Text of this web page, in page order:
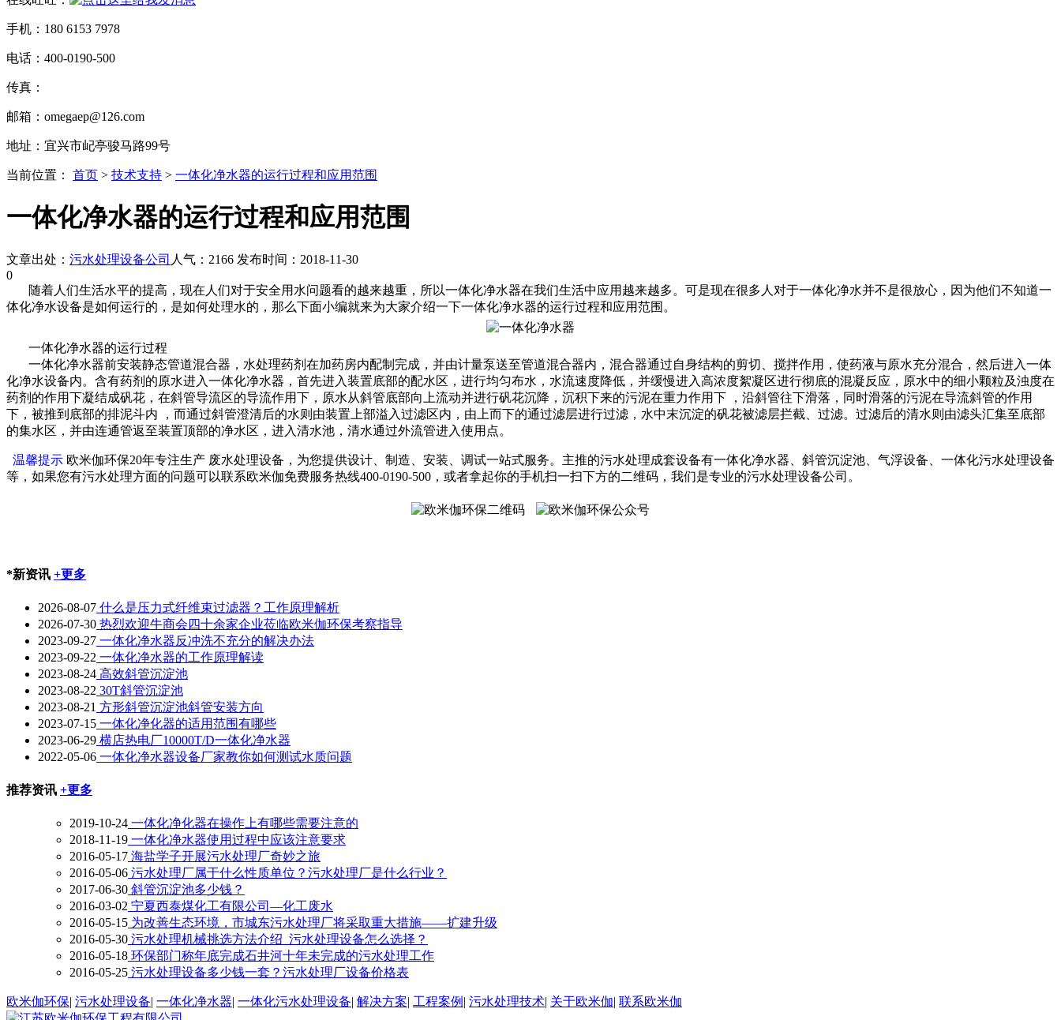
手机：180 6153 7978
电话：400-0190-500
传真：
邮箱：omegaep@126.com
地址：宜兴市屺亭骏马路99号
当前位置： 首页 > 技术支持 > 一体化净水器的运行过程和应用范围
一体化净水器的运行过程和应用范围
文章出处： 污水处理设备公司 人气：2166 发布时间：2018-11-30
0
随着人们生活水平的提高，现在人们对于安全用水问题看的越来越重，所以一体化净水器在我们生活中应用越来越多。可是现在很多人对于一体化净水并不是很放心，因为他们不知道一
体化净水设备是如何运行的，是如何处理水的，那么下面小编就来为大家介绍一下一体化净水器的运行过程和应用范围。
一体化净水器的运行过程
一体化净水器前安装静态管道混合器，水处理药剂在加药房内配制完成，并由计量泵送至管道混合器内，混合器通过自身结构的剪切、搅拌作用，使药液与原水充分混合，然后进入一体
化净水设备内。含有药剂的原水进入一体化净水器，首先进入装置底部的配水区，进行均匀布水，水流速度降低，并缓慢进入高浓度絮凝区进行彻底的混凝反应，原水中的细小颗粒及浊度在
药剂的作用下凝结成矾花，在斜管导流区的导流作用下，原水从斜管底部向上流动并进行矾花沉降，沉积下来的污泥在重力作用下 ，沿斜管往下滑落，同时滑落的污泥在导流斜管的作用
下，被推到底部的排泥斗内 ，而通过斜管澄清后的水则由装置上部溢入过滤区内，由上而下的通过滤层进行过滤，水中末沉淀的矾花被滤层拦截、过滤。过滤后的清水则由滤头汇集至底部
的集水区，并由连通管返至装置顶部的净水区，进入清水池，清水通过外流管进入使用点。
温馨提示 欧米伽环保20年专注生产 废水处理设备，为您提供设计、制造、安装、调试一站式服务。主推的污水处理成套设备有一体化净水器、斜管沉淀池、气浮设备、一体化污水处理设备
等，如果您有污水处理方面的问题可以联系欧米伽免费服务热线400-0190-500，或者拿起你的手机扫一扫下方的二维码，我们是专业的污水处理设备公司。
*新资讯 +更多
2026-08-07 什么是压力式纤维束过滤器？工作原理解析
2026-07-30 热烈欢迎牛商会四十余家企业莅临欧米伽环保考察指导
2023-09-27 一体化净水器反冲洗不充分的解决办法
2023-09-22 一体化净水器的工作原理解读
2023-08-24 高效斜管沉淀池
2023-08-22 30T斜管沉淀池
2023-08-21 方形斜管沉淀池斜管安装方向
2023-07-15 一体化净化器的适用范围有哪些
2023-06-29 横店热电厂10000T/D一体化净水器
2022-05-06 一体化净水器设备厂家教你如何测试水质问题
推荐资讯 +更多
2019-10-24 一体化净化器在操作上有哪些需要注意的
2018-11-19 一体化净水器使用过程中应该注意要求
2016-05-17 海盐学子开展污水处理厂奇妙之旅
2016-05-06 污水处理厂属于什么性质单位？污水处理厂是什么行业？
2017-06-30 斜管沉淀池多少钱？
2016-03-02 宁夏西泰煤化工有限公司—化工废水
2016-05-15 为改善生态环境，市城东污水处理厂将采取重大措施——扩建升级
2016-05-30 污水处理机械挑选方法介绍_污水处理设备怎么选择？
2016-05-18 环保部门称年底完成石井河十年未完成的污水处理工作
2016-05-25 污水处理设备多少钱一套？污水处理厂设备价格表
欧米伽环保 污水处理设备 一体化净水器 一体化污水处理设备 解决方案 工程案例 污水处理技术 关于欧米伽 联系欧米伽